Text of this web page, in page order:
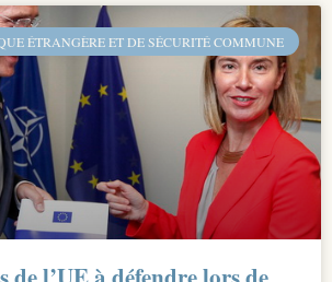
ÉTRANGÈRE ET DE SÉCURITÉ COMMUNE